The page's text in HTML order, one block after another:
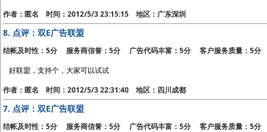
作者：匿名 时间：2012/5/3 23:15:15 地区：广东深圳
8. 点评：双E广告联盟
结帐及时性：5分 服务商信誉：5分 广告代码丰富：5分 客户服务质量：5分
好联盟，支持个，大家可以试试
作者：匿名 时间：2012/5/3 22:31:40 地区：四川成都
7. 点评：双E广告联盟
结帐及时性：5分 服务商信誉：5分 广告代码丰富：5分 客户服务质量：5分